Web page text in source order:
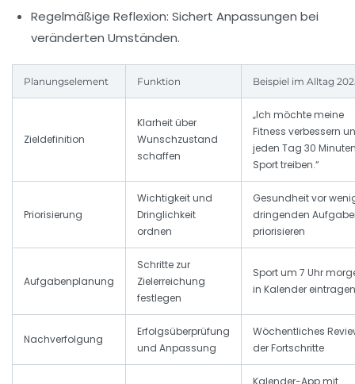
Regelmäßige Reflexion: Sichert Anpassungen bei
veränderten Umständen.
Planungselement Funktion Beispiel im Alltag
Zieldefinition
Klarheit über
Wunschzustand
schaffen
„Ich möchte meine
Fitness verbessern
jeden Tag 30
Sport treiben.“
Priorisierung
Wichtigkeit und
Dringlichkeit
ordnen
Gesundheit vor
dringenden
priorisieren
Aufgabenplanung
Schritte zur
Zielerreichung
festlegen
Sport um 7 Uhr
in Kalender eintragen
Nachverfolgung
Erfolgsüberprüfung
und Anpassung
Wöchentliches
der Fortschritte